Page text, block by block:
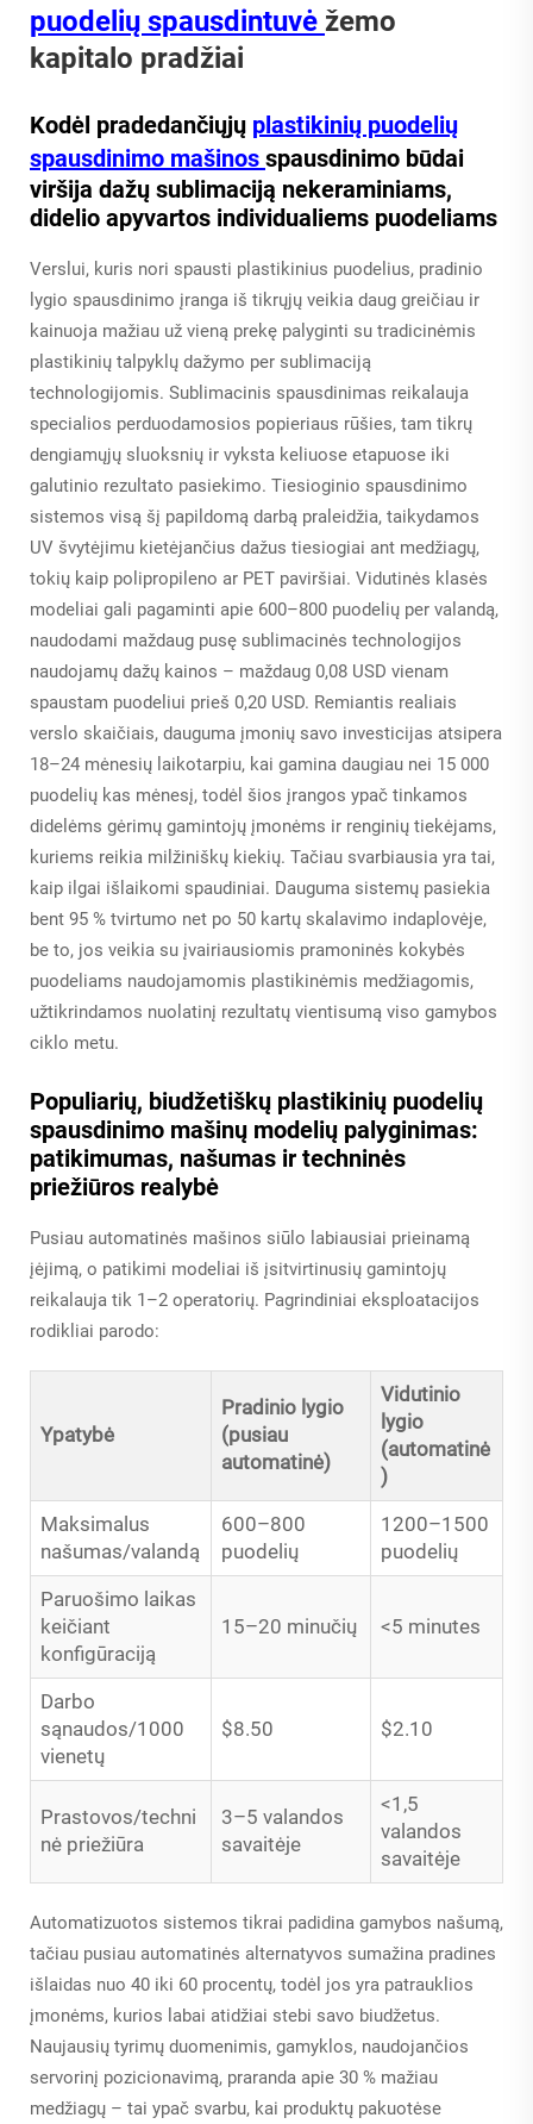
puodelių spausdintuvė žemo
kapitalo pradžiai
Kodėl pradedančiųjų plastikinių puodelių
spausdinimo mašinos spausdinimo būdai
viršija dažų sublimaciją nekeraminiams,
didelio apyvartos individualiems puodeliams
Verslui, kuris nori spausti plastikinius puodelius, pradinio
lygio spausdinimo įranga iš tikrųjų veikia daug greičiau ir
kainuoja mažiau už vieną prekę palyginti su tradicinėmis
plastikinių talpyklų dažymo per sublimaciją
technologijomis. Sublimacinis spausdinimas reikalauja
specialios perduodamosios popieriaus rūšies, tam tikrų
dengiamųjų sluoksnių ir vyksta keliuose etapuose iki
galutinio rezultato pasiekimo. Tiesioginio spausdinimo
sistemos visą šį papildomą darbą praleidžia, taikydamos
UV švytėjimu kietėjančius dažus tiesiogiai ant medžiagų,
tokių kaip polipropileno ar PET paviršiai. Vidutinės klasės
modeliai gali pagaminti apie 600–800 puodelių per valandą,
naudodami maždaug pusę sublimacinės technologijos
naudojamų dažų kainos – maždaug 0,08 USD vienam
spaustam puodeliui prieš 0,20 USD. Remiantis realiais
verslo skaičiais, dauguma įmonių savo investicijas atsipera
18–24 mėnesių laikotarpiu, kai gamina daugiau nei 15 000
puodelių kas mėnesį, todėl šios įrangos ypač tinkamos
didelėms gėrimų gamintojų įmonėms ir renginių tiekėjams,
kuriems reikia milžiniškų kiekių. Tačiau svarbiausia yra tai,
kaip ilgai išlaikomi spaudiniai. Dauguma sistemų pasiekia
bent 95 % tvirtumo net po 50 kartų skalavimo indaplovėje,
be to, jos veikia su įvairiausiomis pramoninės kokybės
puodeliams naudojamomis plastikinėmis medžiagomis,
užtikrindamos nuolatinį rezultatų vientisumą viso gamybos
ciklo metu.
Populiarių, biudžetiškų plastikinių puodelių
spausdinimo mašinų modelių palyginimas:
patikimumas, našumas ir techninės
priežiūros realybė
Pusiau automatinės mašinos siūlo labiausiai prieinamą
įėjimą, o patikimi modeliai iš įsitvirtinusių gamintojų
reikalauja tik 1–2 operatorių. Pagrindiniai eksploatacijos
rodikliai parodo:
Ypatybė
Pradinio lygio
(pusiau
automatinė)
Vidutinio
lygio
(automatinė
)
Maksimalus
našumas/valandą
600–800
puodelių
1200–1500
puodelių
Paruošimo laikas
keičiant
konfigūraciją
15–20 minučių <5 minutes
Darbo
sąnaudos/1000
vienetų
$8.50 $2.10
Prastovos/techni
nė priežiūra
3–5 valandos
savaitėje
<1,5
valandos
savaitėje
Automatizuotos sistemos tikrai padidina gamybos našumą,
tačiau pusiau automatinės alternatyvos sumažina pradines
išlaidas nuo 40 iki 60 procentų, todėl jos yra patrauklios
įmonėms, kurios labai atidžiai stebi savo biudžetus.
Naujausių tyrimų duomenimis, gamyklos, naudojančios
servorinį pozicionavimą, praranda apie 30 % mažiau
medžiagų – tai ypač svarbu, kai produktų pakuotėse